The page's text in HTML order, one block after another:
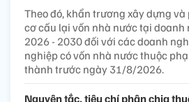
Theo đó, khẩn trương xây dựng và
cơ cấu lại vốn nhà nước tại doanh
2026 - 2030 đối với các doanh
nghiệp có vốn nhà nước thuộc
thành trước ngày 31/8/2026.
Nguyên tắc, tiêu chí phân chia